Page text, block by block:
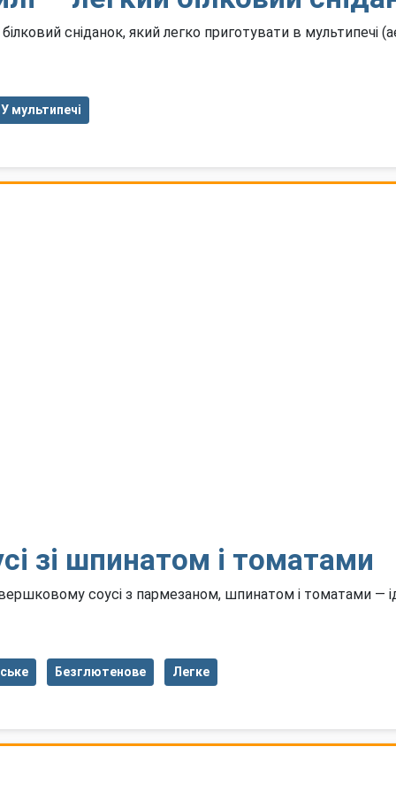
сніданок, який легко приготувати в мультипечі
У мультипечі
зі шпинатом і томатами
соусі з пармезаном, шпинатом і томатами —
Безглютенове Легке